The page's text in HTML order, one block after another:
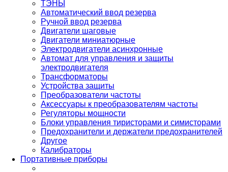
ТЭНЫ
Автоматический ввод резерва
Ручной ввод резерва
Двигатели шаговые
Двигатели миниатюрные
Электродвигатели асинхронные
Автомат для управления и защиты
электродвигателя
Трансформаторы
Устройства защиты
Преобразователи частоты
Аксессуары к преобразователям частоты
Регуляторы мощности
Блоки управления тиристорами и симисторами
Предохранители и держатели предохранителей
Другое
Калибраторы
Портативные приборы